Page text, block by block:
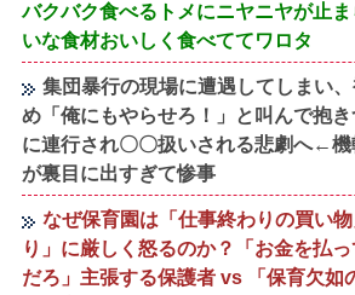
バクバク食べるトメにニヤニヤが止
いな食材おいしく食べててワロタ
集団暴行の現場に遭遇してしまい
め「俺にもやらせろ！」と叫んで抱
に連行され〇〇扱いされる悲劇へ←
が裏目に出すぎて惨事
なぜ保育園は「仕事終わりの買い
り」に厳しく怒るのか？「お金を払
だろ」主張する保護者 vs 「保育欠如